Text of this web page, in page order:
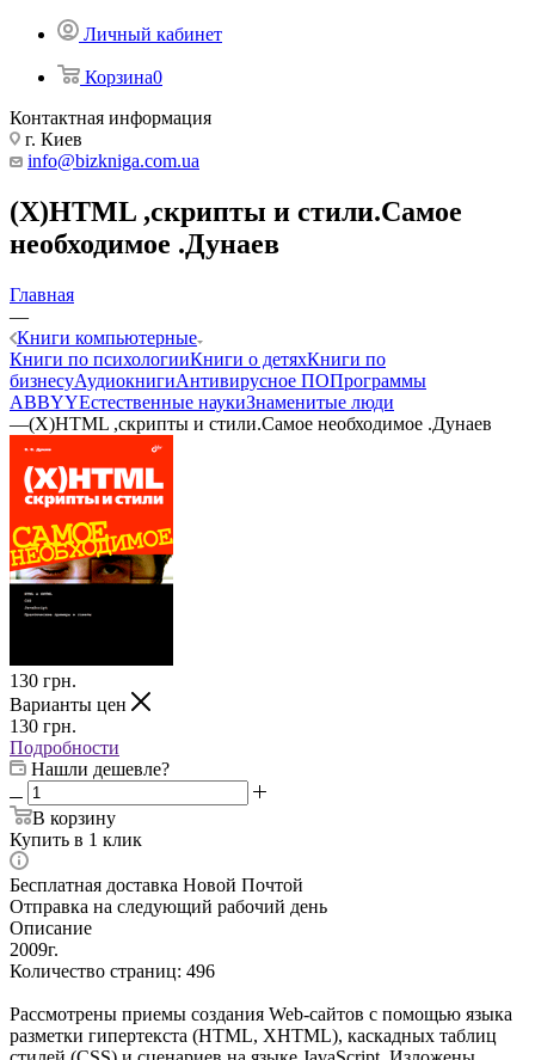
Личный кабинет
Корзина0
Контактная информация
г. Киев
info@bizkniga.com.ua
(X)HTML ,скрипты и стили.Самое
необходимое .Дунаев
Главная
—
Книги компьютерные
Книги по психологииКниги о детяхКниги по
бизнесуАудиокнигиАнтивирусное ПОПрограммы
ABBYYЕстественные наукиЗнаменитые люди
—(X)HTML ,скрипты и стили.Самое необходимое .Дунаев
130 грн.
Варианты цен
130 грн.
Подробности
Нашли дешевле?
В корзину
Купить в 1 клик
Бесплатная доставка Новой Почтой
Отправка на следующий рабочий день
Описание
2009г.
Количество страниц: 496
Рассмотрены приемы создания Web-сайтов с помощью языка
разметки гипертекста (HTML, XHTML), каскадных таблиц